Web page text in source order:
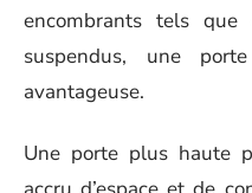
encombrants tels
suspendus, une
avantageuse.
Une porte plus haute